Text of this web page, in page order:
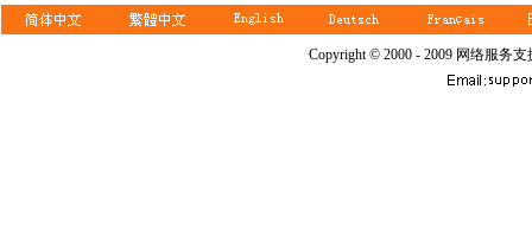
Copyright © 2000 - 2009 网络服务